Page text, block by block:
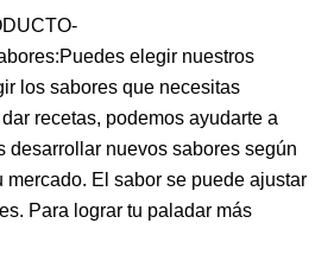
elegir nuestros
los sabores que necesitas
recetas, podemos ayudarte a
desarrollar nuevos sabores según
mercado. El sabor se puede ajustar
Para lograr tu paladar más